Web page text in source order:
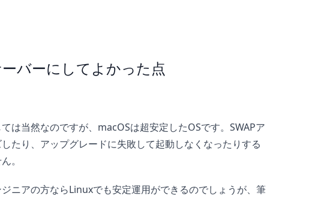
バーにしてよかった点
は当然なのですが、macOSは超安定したOSです。SWAPア
たり、アップグレードに失敗して起動しなくなったりする
。
ニアの方ならLinuxでも安定運用ができるのでしょうが、筆